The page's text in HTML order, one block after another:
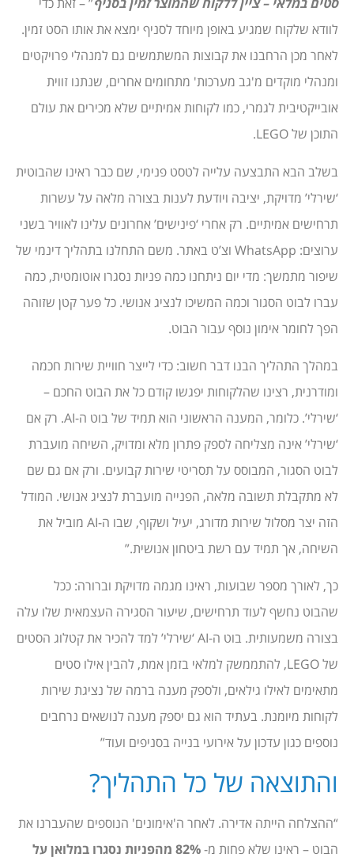
לוודא שלקוח שמגיע באופן מיוחד לסניף ימצא את אותו הסט זמין.
לאחר מכן הרחבנו את קבוצות המשתמשים גם למנהלי פרויקטים
ומנהלי מוקדים מ'גב מערכות' מתחומים אחרים, שנתנו זווית
אובייקטיבית לגמרי, כמו לקוחות אמיתיים שלא מכירים את עולם
התוכן של LEGO.
בשלב הבא התבצעה עלייה לטסט פנימי, שם כבר ראינו שהבוטית
‘שירלי’ מדויקת, יציבה ויודעת לענות בצורה מלאה על עשרות
תרחישים אמיתיים. רק אחרי ‘פינישים’ אחרונים עלינו לאוויר בשני
ערוצים: WhatsApp וצ’ט באתר. משם התחלנו בתהליך דינמי של
שיפור מתמשך: מדי יום ניתחנו כמה פניות נסגרו אוטומטית, כמה
עברו לבוט הסגור וכמה המשיכו לנציג אנושי. כל פער קטן שזוהה
הפך לחומר אימון נוסף עבור הבוט.
במהלך התהליך הבנו דבר חשוב: כדי לייצר חוויית שירות חכמה
ומודרנית, רצינו שהלקוחות יפגשו קודם כל את הבוט החכם –
‘שירלי’. כלומר, המענה הראשוני הוא תמיד של בוט ה-AI. רק אם
‘שירלי’ אינה מצליחה לספק פתרון מלא ומדויק, השיחה מועברת
לבוט הסגור, המבוסס על תסריטי שירות קבועים. ורק אם גם שם
לא מתקבלת תשובה מלאה, הפנייה מועברת לנציג אנושי. המודל
הזה יצר מסלול שירות מדורג, יעיל ושקוף, שבו ה-AI מוביל את
השיחה, אך תמיד עם רשת ביטחון אנושית.”
כך, לאורך מספר שבועות, ראינו מגמה מדויקת וברורה: ככל
שהבוט נחשף לעוד תרחישים, שיעור הסגירה העצמאית שלו עלה
בצורה משמעותית. בוט ה-AI ‘שירלי’ למד להכיר את קטלוג הסטים
של LEGO, להתממשק למלאי בזמן אמת, להבין אילו סטים
מתאימים לאילו גילאים, ולספק מענה ברמה של נציגת שירות
לקוחות מיומנת. בעתיד הוא גם יספק מענה לנושאים נרחבים
נוספים כגון עדכון על אירועי בנייה בסניפים ועוד”
והתוצאה של כל התהליך?
“ההצלחה הייתה אדירה. לאחר ה'אימונים' הנוספים שהעברנו את
הבוט – ראינו שלא פחות מ-
82% מהפניות נסגרו במלואן על